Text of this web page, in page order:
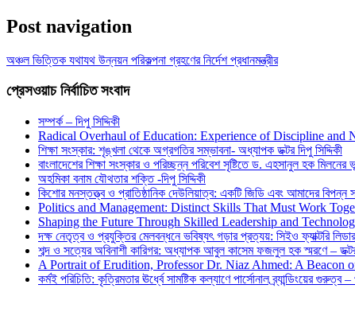
Post navigation
অঞ্চল ভিত্তিক যথাযথ উন্নয়ন পরিকল্পনা গ্রহণের নির্দেশ প্রধানমন্ত্রীর
প্রেসওয়াচ নির্বাচিত সংবাদ
সম্পর্ক – দিপু সিদ্দিকী
Radical Overhaul of Education: Experience of Discipline
শিক্ষা সংস্কার: শৃঙ্খলা থেকে অগ্রগতির সম্ভাবনা- অধ্যাপক ডক্টর দিপু সিদ্দিকী
বাংলাদেশের শিক্ষা সংস্কার ও পরিচ্ছন্ন পরিবেশ সৃষ্টিতে ড. এহসানুল হক মিলনের
অহমিকা বনাম যৌথতার শক্তি -দিপু সিদ্দিকী
কিশোর মনস্তত্ত্ব ও প্রাতিষ্ঠানিক দেউলিয়াত্ব: একটি জিডি এবং আমাদের বিপন্ন
Politics and Management: Distinct Skills That Must Work
Shaping the Future Through Skilled Leadership and
দক্ষ নেতৃত্ব ও প্রযুক্তির মেলবন্ধনে ভবিষ্যৎ গড়ার প্রত্যয়: সিইও ফ্যাক্টরি
শব্দ ও সত্যের অবিনাশী কারিগর: অধ্যাপক আবুল কাসেম ফজলুল হক স্মরণে – ডক্টর
A Portrait of Erudition, Professor Dr. Niaz Ahmed: A
কর্মই পরিচিতি: কৃত্রিমতার ঊর্ধ্বে সামষ্টিক কল্যাণে পার্সোনাল ব্র্যান্ডিংয়ের গুরুত্ব